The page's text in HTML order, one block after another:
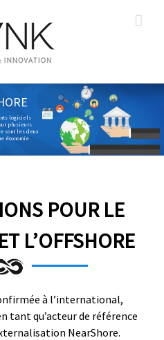
logiciels
plusieurs
sont les deux
économie
POUR LE
L’OFFSHORE
à l’international,
tant qu’acteur de référence
NearShore.